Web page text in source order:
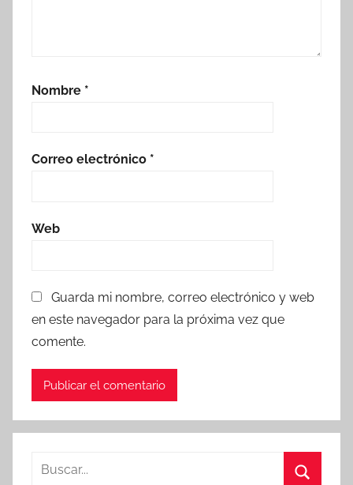
Nombre *
Correo electrónico *
Web
Guarda mi nombre, correo electrónico y web
en este navegador para la próxima vez que
comente.